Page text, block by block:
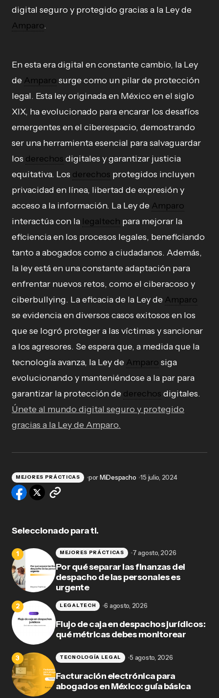
digital seguro y protegido gracias a la Ley de
Amparo.
En esta era digital en constante cambio, la Ley
de Amparo surge como un pilar de protección
legal. Esta ley originada en México en el siglo
XIX, ha evolucionado para encarar los desafíos
emergentes en el ciberespacio, demostrando
ser una herramienta esencial para salvaguardar
los derechos digitales y garantizar justicia
equitativa. Los derechos protegidos incluyen
privacidad en línea, libertad de expresión y
acceso a la información. La Ley de Amparo
interactúa con la legaltech para mejorar la
eficiencia en los procesos legales, beneficiando
tanto a abogados como a ciudadanos. Además,
la ley está en una constante adaptación para
enfrentar nuevos retos, como el ciberacoso y
ciberbullying. La eficacia de la Ley de Amparo
se evidencia en diversos casos exitosos en los
que se logró proteger a las víctimas y sancionar
a los agresores. Se espera que, a medida que la
tecnología avanza, la Ley de Amparo siga
evolucionando y manteniéndose a la par para
garantizar la protección de derechos digitales.
Únete al mundo digital seguro y protegido
gracias a la Ley de Amparo.
MEJORES PRÁCTICAS porMiDespacho 15 julio, 2024
Seleccionado para ti.
Por qué separar las finanzas del
despacho de las personales es
urgente
MEJORES PRÁCTICAS 7 agosto, 2026
Flujo de caja en despachos jurídicos:
qué métricas debes monitorear
LEGALTECH 6 agosto, 2026
Facturación electrónica para
abogados en México: guía básica
TECNOLOGÍA LEGAL 5 agosto, 2026